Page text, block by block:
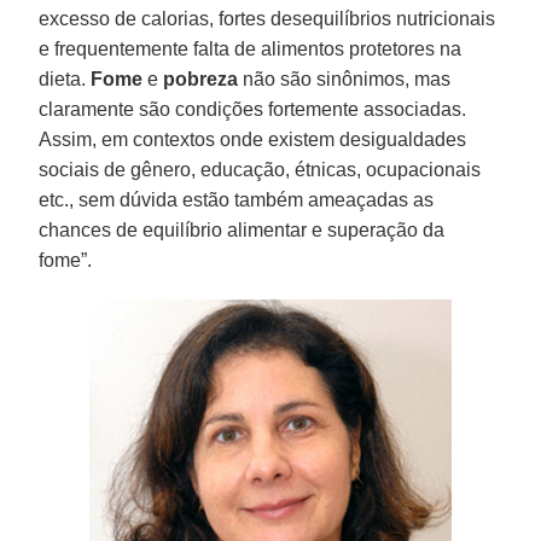
excesso de calorias, fortes desequilíbrios nutricionais
e frequentemente falta de alimentos protetores na
dieta. Fome e pobreza não são sinônimos, mas
claramente são condições fortemente associadas.
Assim, em contextos onde existem desigualdades
sociais de gênero, educação, étnicas, ocupacionais
etc., sem dúvida estão também ameaçadas as
chances de equilíbrio alimentar e superação da
fome”.